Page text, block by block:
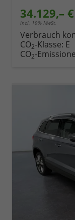
34.129,– €
incl. 19% MwSt.
Verbrauch
CO2-Klasse: E
CO2-